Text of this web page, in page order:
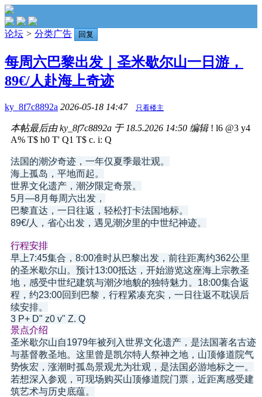
论坛 > 分类广告 回复
每周六巴黎出发｜圣米歇尔山一日游，
89€/人赴海上奇迹
ky_8f7c8892a 2026-05-18 14:47 只看楼主
本帖最后由 ky_8f7c8892a 于 18.5.2026 14:50 编辑 ! l6 @3 y4
A% T$ h0 T' Q1 T$ c. i: Q
法国的潮汐奇迹，一年仅夏季最壮观。
海上孤岛，平地而起。
世界文化遗产，潮汐限定奇景。
5月—8月每周六出发，
巴黎直达，一日往返，轻松打卡法国地标。
89€/人，省心出发，遇见潮汐里的中世纪神迹。
行程安排
早上7:45集合，8:00准时从巴黎出发，前往距离约362公里
的圣米歇尔山。预计13:00抵达，开始游览这座海上宗教圣
地，感受中世纪建筑与潮汐地貌的独特魅力。18:00集合返
程，约23:00回到巴黎，行程紧凑充实，一日往返不耽误后
续安排。
3 P+ D" z0 v" Z. Q
景点介绍
圣米歇尔山自1979年被列入世界文化遗产，是法国著名古迹
与基督教圣地。这里曾是凯尔特人祭神之地，山顶修道院气
势恢宏，涨潮时孤岛景观尤为壮观，是法国必游地标之一。
若想深入参观，可现场购买山顶修道院门票，近距离感受建
筑艺术与历史底蕴。